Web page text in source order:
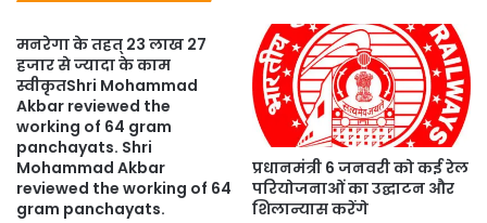
मनरेगा के तहत् 23 लाख 27
हजार से ज्यादा के काम
स्वीकृतShri Mohammad
Akbar reviewed the
working of 64 gram
panchayats. Shri
Mohammad Akbar
reviewed the working of 64
gram panchayats.
प्रधानमंत्री 6 जनवरी को कई रेल
परियोजनाओं का उद्घाटन और
शिलान्यास करेंगे